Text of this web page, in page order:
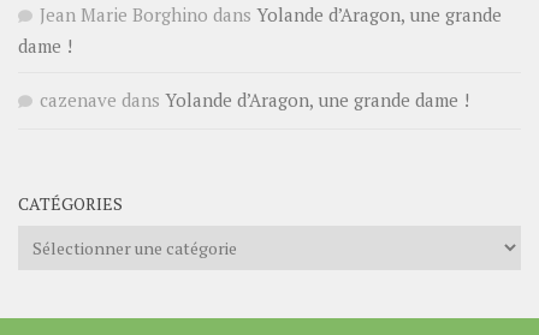
Jean Marie Borghino dans Yolande d’Aragon, une grande
dame !
cazenave dans Yolande d’Aragon, une grande dame !
CATÉGORIES
Catégories